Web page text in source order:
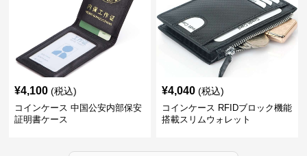
¥4,100 (税込)
コインケース 中国公安内部保安
証明書ケース
¥4,040 (税込)
コインケース RFIDブロック機能
搭載スリムウォレット